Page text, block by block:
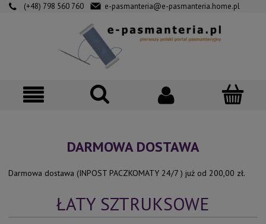
(+48) 798 560 760 e-pasmanteria@e-pasmanteria.home.pl
DARMOWA DOSTAWA
Darmowa dostawa (INPOST PACZKOMATY 24/7 ) już od 200,00 zł.
ŁATY SZTRUKSOWE